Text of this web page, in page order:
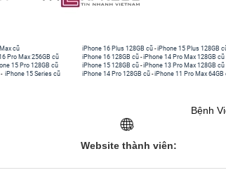
cũ
Pro Max 256GB cũ
15 Pro 128GB cũ
- iPhone 15 Series cũ
iPhone 16 Plus 128GB cũ -iPhone 15 Plus 128GB
iPhone 16 128GB cũ -iPhone 14 Pro Max 128GB cũ
iPhone 15 128GB cũ -iPhone 13 Pro Max 128GB cũ
iPhone 14 Pro 128GB cũ -iPhone 11 Pro Max 64GB
Website thành viên:
Bệnh